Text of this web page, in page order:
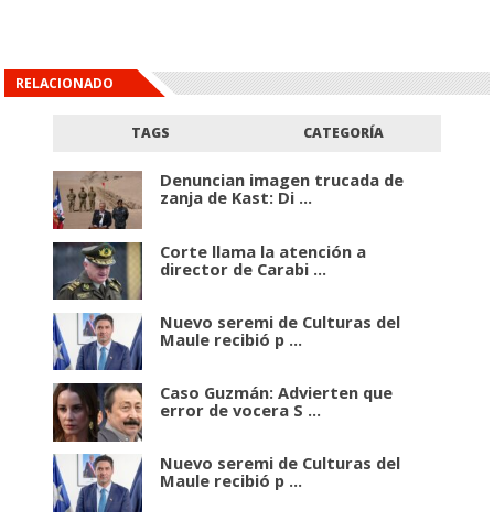
RELACIONADO
TAGS CATEGORÍA
Denuncian imagen trucada de
zanja de Kast: Di ...
Corte llama la atención a
director de Carabi ...
Nuevo seremi de Culturas del
Maule recibió p ...
Caso Guzmán: Advierten que
error de vocera S ...
Nuevo seremi de Culturas del
Maule recibió p ...